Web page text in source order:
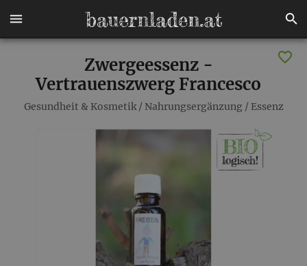
Zwergeessenz -
Vertrauenszwerg Francesco
Gesundheit & Kosmetik/ Nahrungsergänzung/ Essenz